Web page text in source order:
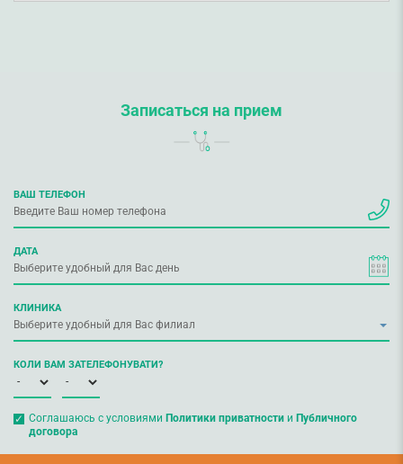
Записаться на прием
ВАШ ТЕЛЕФОН
ДАТА
КЛИНИКА
КОЛИ ВАМ ЗАТЕЛЕФОНУВАТИ?
Соглашаюсь с условиями Политики приватностии Публичного
договора